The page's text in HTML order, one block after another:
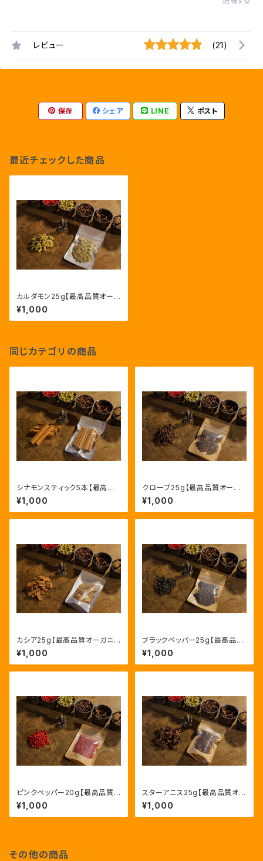
レビュー (21)
保存 シェア LINE ポスト
最近チェックした商品
カルダモン25g【最高品質オーガ
ニックグリーンカルダモンホー
ル・グァテマラ産】Organic Gre
en cardamom
¥1,000
同じカテゴリの商品
シナモンスティック5本【最高品
質オーガニックシナモンスティッ
ク・スリランカ産】Organic cinn
amon
¥1,000
クローブ25g【最高品質オーガ
ニッククローブホール・インドネ
シア産】Organic Clove
¥1,000
カシア25g【最高品質オーガニッ
クカシア・ベトナム産】Organic
Cassia
¥1,000
ブラックペッパー25g【最高品質
オーガニックブラックペッパー・
スリランカ産】Organic Black
Pepper
¥1,000
ピンクペッパー20g【最高品質/
農薬不使用ピンクペッパー・マダ
ガスカル産】Pink Pepper
¥1,000
スターアニス25g【最高品質オー
ガニックスターアニス・ベトナム
産】Organic Star anise
¥1,000
その他の商品